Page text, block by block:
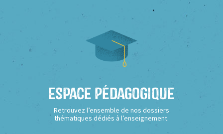
Espace Pédagogique
Retrouvez l’ensemble de nos dossiers
thématiques dédiés à l’enseignement.